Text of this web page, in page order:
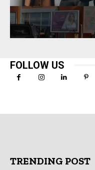
FOLLOW US
TRENDING POST